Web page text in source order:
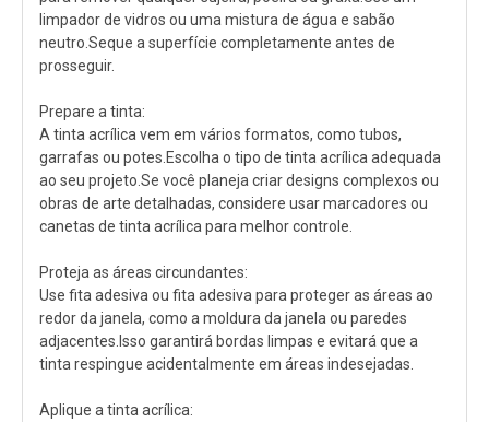
limpador de vidros ou uma mistura de água e sabão
neutro.Seque a superfície completamente antes de
prosseguir.
Prepare a tinta:
A tinta acrílica vem em vários formatos, como tubos,
garrafas ou potes.Escolha o tipo de tinta acrílica adequada
ao seu projeto.Se você planeja criar designs complexos ou
obras de arte detalhadas, considere usar marcadores ou
canetas de tinta acrílica para melhor controle.
Proteja as áreas circundantes:
Use fita adesiva ou fita adesiva para proteger as áreas ao
redor da janela, como a moldura da janela ou paredes
adjacentes.Isso garantirá bordas limpas e evitará que a
tinta respingue acidentalmente em áreas indesejadas.
Aplique a tinta acrílica: